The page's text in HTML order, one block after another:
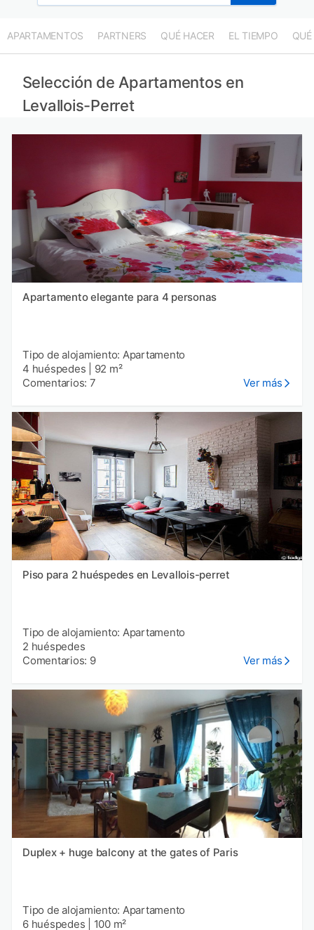
APARTAMENTOS PARTNERS QUÉ HACER EL TIEMPO QUÉ
Selección de Apartamentos en
Levallois-Perret
Apartamento elegante para 4 personas
Tipo de alojamiento: Apartamento
4 huéspedes
92 m²
Comentarios: 7
Ver más
Piso para 2 huéspedes en Levallois-perret
Tipo de alojamiento: Apartamento
2 huéspedes
Comentarios: 9
Ver más
Duplex + huge balcony at the gates of Paris
Tipo de alojamiento: Apartamento
6 huéspedes
100 m²